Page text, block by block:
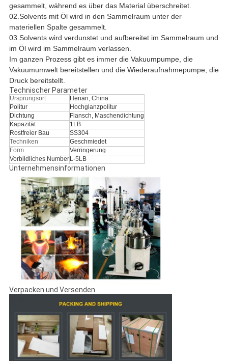
gesammelt, während es über das Material überschreitet.
02.Solvents mit Öl wird in den Sammelraum unter der
materiellen Spalte gesammelt.
03.Solvents wird verdunstet und aufbereitet im Sammelraum und
im Öl wird im Sammelraum verlassen.
Im ganzen Prozess gibt es immer die Vakuumpumpe, die
Vakuumumwelt bereitstellen und die Wiederaufnahmepumpe, die
Druck bereitstellt.
Technischer Parameter
Ursprungsort
Henan, China
Politur
Hochglanzpolitur
Dichtung
Flansch, Maschendichtung
Kapazität
1LB
Rostfreier Bau
SS304
Techniken
Geschmiedet
Form
Verringerung
Vorbildliches Number L-5LB
Unternehmensinformationen
Verpacken und Versenden